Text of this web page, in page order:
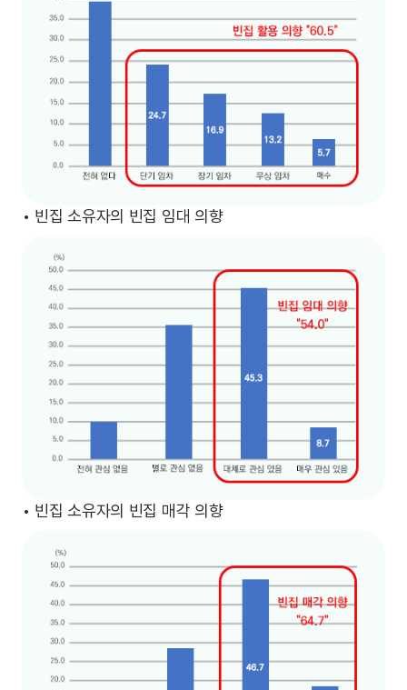
• 빈집 소유자의 빈집 임대 의향
• 빈집 소유자의 빈집 매각 의향